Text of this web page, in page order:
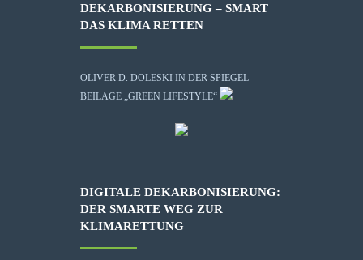
DEKARBONISIERUNG – SMART
DAS KLIMA RETTEN
OLIVER D. DOLESKI IN DER SPIEGEL-
BEILAGE „GREEN LIFESTYLE“
DIGITALE DEKARBONISIERUNG:
DER SMARTE WEG ZUR
KLIMARETTUNG